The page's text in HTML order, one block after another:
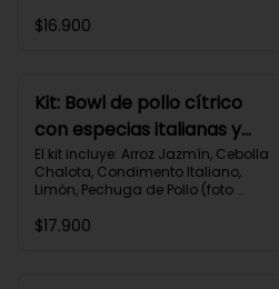
160g/p), Tomate, Receta Impresa.
$16.900
Kit: Bowl de pollo cítrico
con especias italianas y
vegetales asados-135
El kit incluye: Arroz Jazmín, Cebolla
Chalota, Condimento Italiano,
Limón, Pechuga de Pollo (foto
Cherry, Zucchini, Receta Impresa.
$17.900